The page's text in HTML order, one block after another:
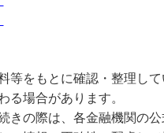
等をもとに確認・整理し
る場合があります。
きの際は、各金融機関の